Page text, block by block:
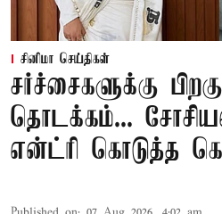
சினிமா செய்திகள்
சர்ச்சைகளுக்கு
தொடக்கம்...
என்ட்ரி கொடுத்த